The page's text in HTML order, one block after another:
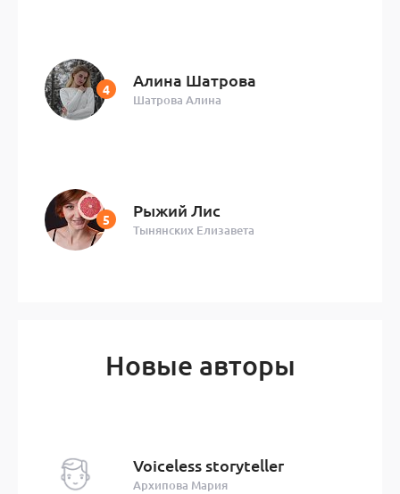
Алина Шатрова
Шатрова Алина
Рыжий Лис
Тынянских Елизавета
Новые авторы
Voiceless storyteller
Архипова Мария